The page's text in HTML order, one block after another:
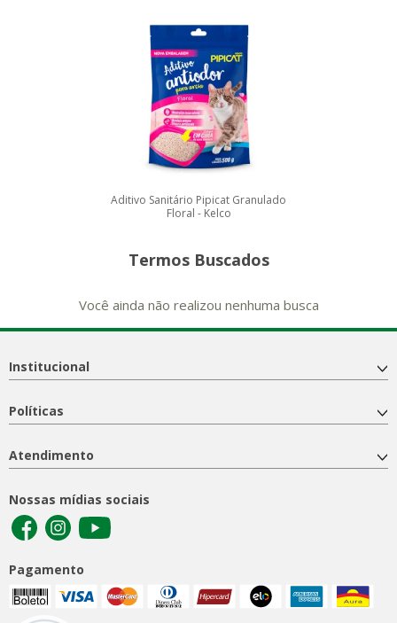
Aditivo Sanitário Pipicat Granulado
Floral - Kelco
Termos Buscados
Você ainda não realizou nenhuma busca
Institucional
Políticas
Atendimento
Nossas mídias sociais
Pagamento